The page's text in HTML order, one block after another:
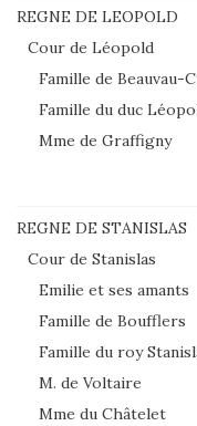
REGNE DE LEOPOLD
Cour de Léopold
Famille de Beauvau-
Famille du duc
Mme de Graffigny
REGNE DE STANISLAS
Cour de Stanislas
Emilie et ses amants
Famille de Boufflers
Famille du roy
M. de Voltaire
Mme du Châtelet